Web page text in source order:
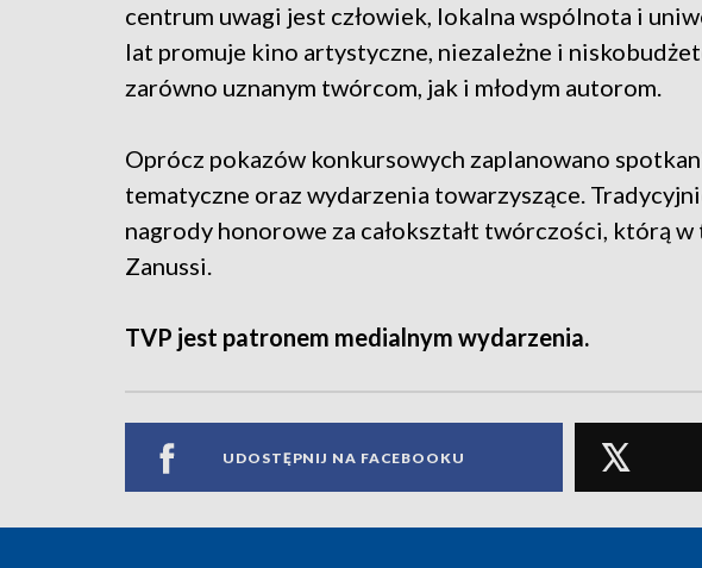
centrum uwagi jest człowiek, lokalna wspólnota i
lat promuje kino artystyczne, niezależne i
zarówno uznanym twórcom, jak i młodym autorom.
Oprócz pokazów konkursowych zaplanowano
tematyczne oraz wydarzenia towarzyszące.
nagrody honorowe za całokształt twórczości, którą
Zanussi.
TVP jest patronem medialnym wydarzenia.
UDOSTĘPNIJ NA FACEBOOKU